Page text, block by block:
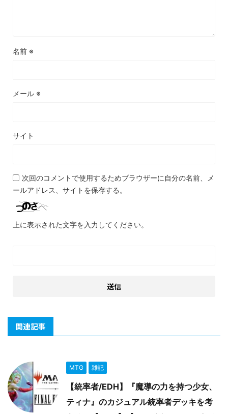
名前 ※
メール ※
サイト
次回のコメントで使用するためブラウザーに自分の名前、メ
ールアドレス、サイトを保存する。
上に表示された文字を入力してください。
関連記事
MTG 雑記
【統率者/EDH】『魔導の力を持つ少女、
ティナ』のカジュアル統率者デッキを考